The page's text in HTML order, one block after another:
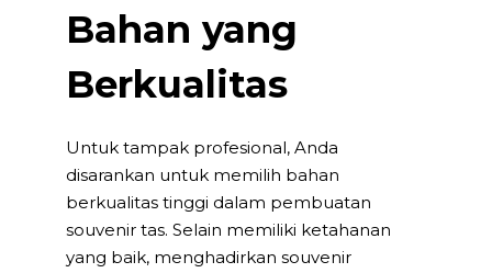
Bahan yang
Berkualitas
Untuk tampak profesional, Anda
disarankan untuk memilih bahan
berkualitas tinggi dalam pembuatan
souvenir tas. Selain memiliki ketahanan
yang baik, menghadirkan souvenir